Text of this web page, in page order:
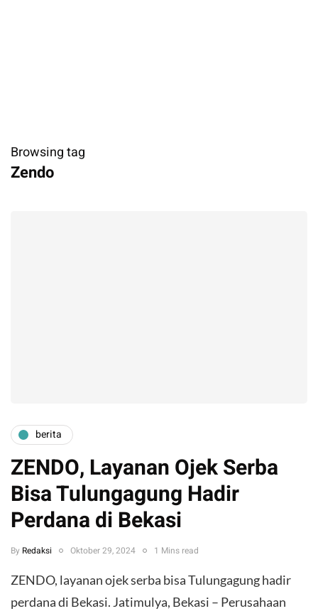
Browsing tag
Zendo
berita
ZENDO, Layanan Ojek Serba
Bisa Tulungagung Hadir
Perdana di Bekasi
By Redaksi Oktober 29, 2024 1 Mins read
ZENDO, layanan ojek serba bisa Tulungagung hadir
perdana di Bekasi. Jatimulya, Bekasi – Perusahaan